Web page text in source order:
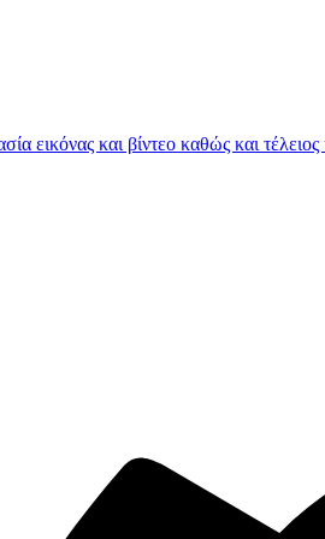
εικόνας και βίντεο καθώς και τέλειος